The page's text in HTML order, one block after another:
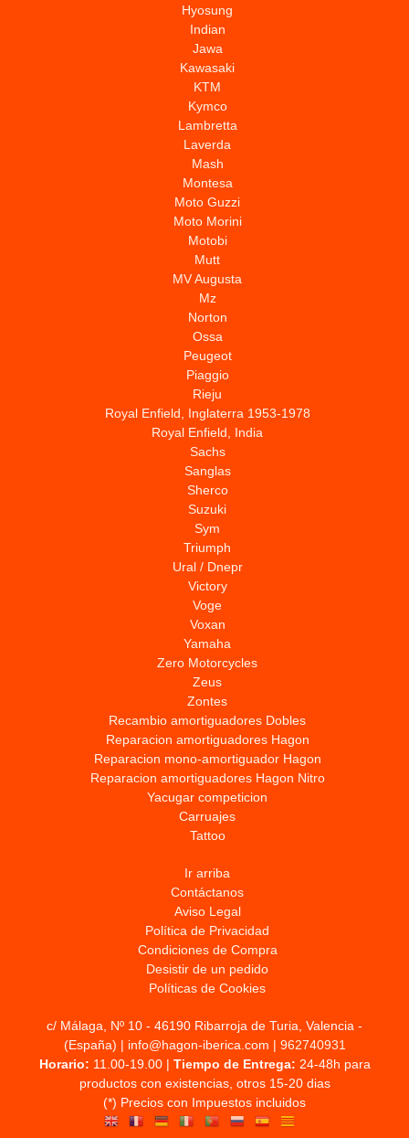
Hyosung
Indian
Jawa
Kawasaki
KTM
Kymco
Lambretta
Laverda
Mash
Montesa
Moto Guzzi
Moto Morini
Motobi
Mutt
MV Augusta
Mz
Norton
Ossa
Peugeot
Piaggio
Rieju
Royal Enfield, Inglaterra 1953-1978
Royal Enfield, India
Sachs
Sanglas
Sherco
Suzuki
Sym
Triumph
Ural / Dnepr
Victory
Voge
Voxan
Yamaha
Zero Motorcycles
Zeus
Zontes
Recambio amortiguadores Dobles
Reparacion amortiguadores Hagon
Reparacion mono-amortiguador Hagon
Reparacion amortiguadores Hagon Nitro
Yacugar competicion
Carruajes
Tattoo
Ir arriba
Contáctanos
Aviso Legal
Política de Privacidad
Condiciones de Compra
Desistir de un pedido
Políticas de Cookies
c/ Málaga, Nº 10 - 46190 Ribarroja de Turia, Valencia -
(España) | info@hagon-iberica.com | 962740931
Horario: 11.00-19.00 | Tiempo de Entrega: 24-48h para
productos con existencias, otros 15-20 dias
(*) Precios con Impuestos incluidos